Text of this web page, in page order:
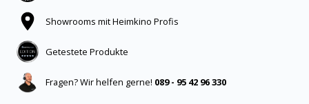
Showrooms mit Heimkino Profis
Getestete Produkte
Fragen? Wir helfen gerne! 089 - 95 42 96 330